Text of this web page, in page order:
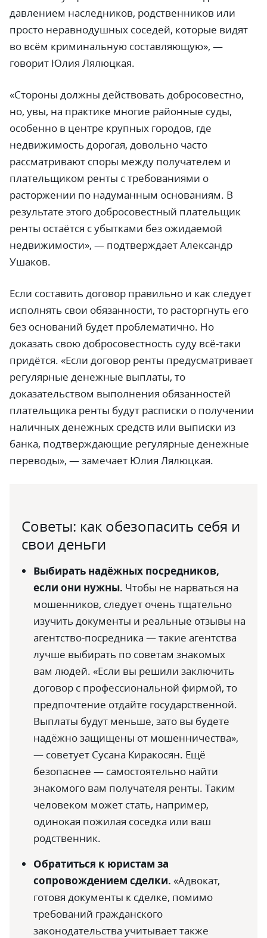
давлением наследников, родственников или
просто неравнодушных соседей, которые видят
во всём криминальную составляющую», —
говорит Юлия Лялюцкая.
«Стороны должны действовать добросовестно,
но, увы, на практике многие районные суды,
особенно в центре крупных городов, где
недвижимость дорогая, довольно часто
рассматривают споры между получателем и
плательщиком ренты с требованиями о
расторжении по надуманным основаниям. В
результате этого добросовестный плательщик
ренты остаётся с убытками без ожидаемой
недвижимости», — подтверждает Александр
Ушаков.
Если составить договор правильно и как следует
исполнять свои обязанности, то расторгнуть его
без оснований будет проблематично. Но
доказать свою добросовестность суду всё-таки
придётся. «Если договор ренты предусматривает
регулярные денежные выплаты, то
доказательством выполнения обязанностей
плательщика ренты будут расписки о получении
наличных денежных средств или выписки из
банка, подтверждающие регулярные денежные
переводы», —замечает Юлия Лялюцкая.
Советы: как обезопасить себя и
свои деньги
Выбирать надёжных посредников,
если они нужны. Чтобы не нарваться на
мошенников, следует очень тщательно
изучить документы и реальные отзывы на
агентство-посредника — такие агентства
лучше выбирать по советам знакомых
вам людей. «Если вы решили заключить
договор с профессиональной фирмой, то
предпочтение отдайте государственной.
Выплаты будут меньше, зато вы будете
надёжно защищены от мошенничества»,
— советует Сусана Киракосян. Ещё
безопаснее — самостоятельно найти
знакомого вам получателя ренты. Таким
человеком может стать, например,
одинокая пожилая соседка или ваш
родственник.
Обратиться к юристам за
сопровождением сделки. «Адвокат,
готовя документы к сделке, помимо
требований гражданского
законодательства учитывает также